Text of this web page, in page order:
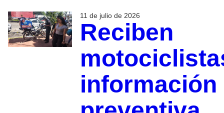
11 de julio de 2026
Reciben
información